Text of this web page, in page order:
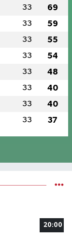
33 69
33 59
33 55
33 54
33 48
33 40
33 40
33 37
20:00